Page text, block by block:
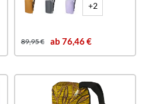
+2
89,95 € ab 76,46 €